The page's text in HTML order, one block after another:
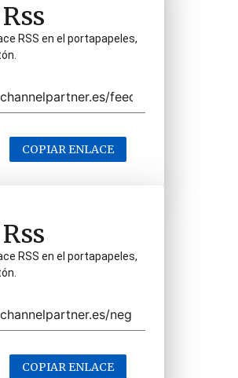
RSS en el portapapeles,
COPIAR ENLACE
RSS en el portapapeles,
COPIAR ENLACE